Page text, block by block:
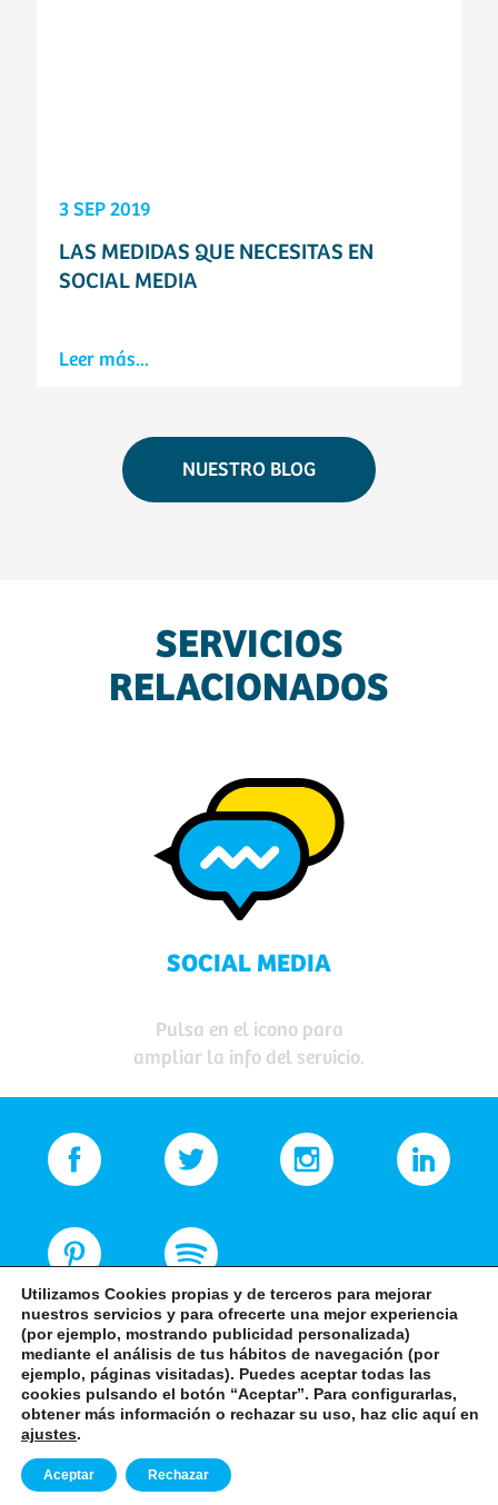
3 SEP 2019
LAS MEDIDAS QUE NECESITAS EN
SOCIAL MEDIA
Leer más...
NUESTRO BLOG
SERVICIOS
RELACIONADOS
SOCIAL MEDIA
Pulsa en el icono para
ampliar la info del servicio.
Aviso Legal-Política de privacidad
Utilizamos Cookies propias y de terceros para mejorar
nuestros servicios y para ofrecerte una mejor experiencia
(por ejemplo, mostrando publicidad personalizada)
mediante el análisis de tus hábitos de navegación (por
ejemplo, páginas visitadas). Puedes aceptar todas las
cookies pulsando el botón “Aceptar”. Para configurarlas,
obtener más información o rechazar su uso, haz clic aquí en
ajustes.
Aceptar Rechazar